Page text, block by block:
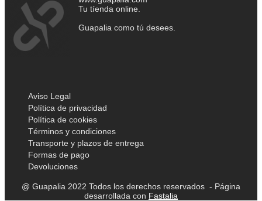
Tu tíenda online.
Guapalia como tú desees.
Aviso Legal
Política de privacidad
Política de cookies
Términos y condiciones
Transporte y plazos de entrega
Formas de pago
Devoluciones
@ Guapalia 2022 Todos los derechos reservados - Página
desarrollada con Fastalia